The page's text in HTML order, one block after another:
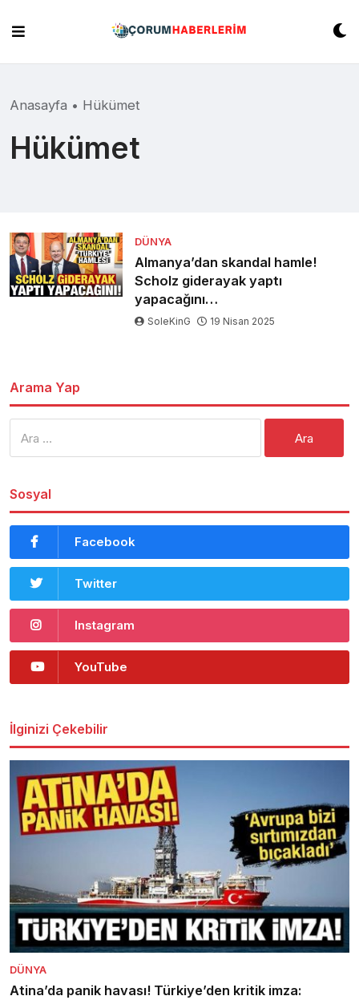
content
Anasayfa • Hükümet
Hükümet
DÜNYA
Almanya’dan skandal hamle!
Scholz giderayak yaptı
yapacağını…
SoleKinG 19 Nisan 2025
Arama Yap
Sosyal
Facebook
Twitter
Instagram
YouTube
İlginizi Çekebilir
DÜNYA
Atina’da panik havası! Türkiye’den kritik imza: